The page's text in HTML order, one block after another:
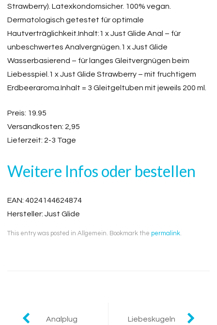
Strawberry). Latexkondomsicher. 100% vegan.
Dermatologisch getestet für optimale
Hautverträglichkeit.Inhalt:1 x Just Glide Anal – für
unbeschwertes Analvergnügen.1 x Just Glide
Wasserbasierend – für langes Gleitvergnügen beim
Liebesspiel.1 x Just Glide Strawberry – mit fruchtigem
Erdbeeraroma.Inhalt = 3 Gleitgeltuben mit jeweils 200 ml.
Preis: 19.95
Versandkosten: 2,95
Lieferzeit: 2-3 Tage
Weitere Infos oder bestellen
EAN: 4024144624874
Hersteller: Just Glide
This entry was posted in Allgemein. Bookmark the permalink.
Post
Analplug
Liebeskugeln